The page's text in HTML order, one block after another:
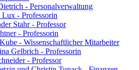
- Personalverwaltung
Lux - Professorin
Stahr - Professor
- Professorin
- Wissenschaftlicher Mitarbeiter
Gelbrich - Professorin
- Professor